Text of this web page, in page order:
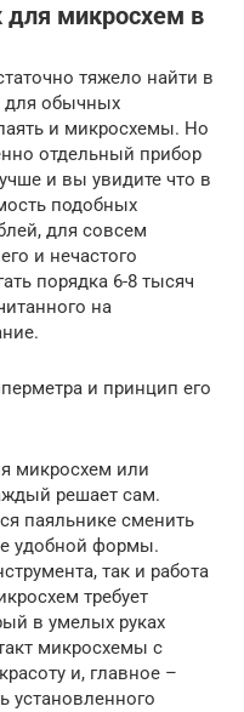
для микросхем в
тяжело найти в
для обычных
и микросхемы. Но
отдельный прибор
и вы увидите что в
подобных
для совсем
и нечастого
порядка 6-8 тысяч
на
и принцип его
микросхем или
решает сам.
паяльнике сменить
удобной формы.
так и работа
требует
в умелых руках
микросхемы с
и, главное –
установленного